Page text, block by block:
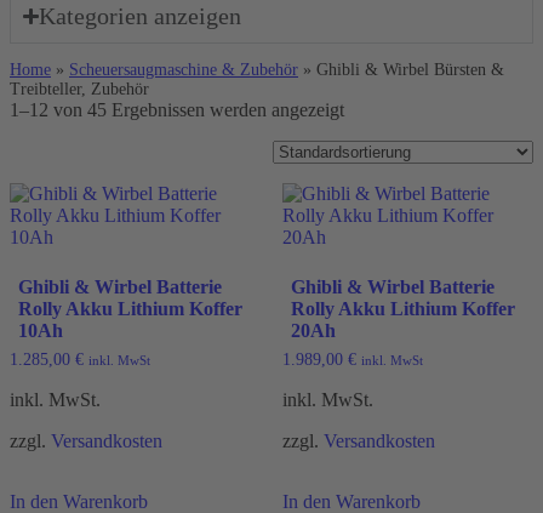
Kategorien anzeigen
Home » Scheuersaugmaschine & Zubehör » Ghibli & Wirbel Bürsten &
Treibteller, Zubehör
1–12 von 45 Ergebnissen werden angezeigt
Ghibli & Wirbel Batterie
Rolly Akku Lithium Koffer
10Ah
1.285,00 € inkl. MwSt
inkl. MwSt.
zzgl. Versandkosten
In den Warenkorb
Ghibli & Wirbel Batterie
Rolly Akku Lithium Koffer
20Ah
1.989,00 € inkl. MwSt
inkl. MwSt.
zzgl. Versandkosten
In den Warenkorb